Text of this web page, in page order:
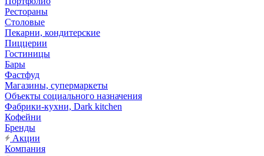
Рестораны
Столовые
Пекарни, кондитерские
Пиццерии
Гостиницы
Бары
Фастфуд
Магазины, супермаркеты
Объекты социального назначения
Фабрики-кухни, Dark kitchen
Кофейни
Бренды
Акции
Компания